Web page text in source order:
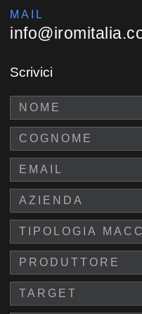
MAIL
Scrivici